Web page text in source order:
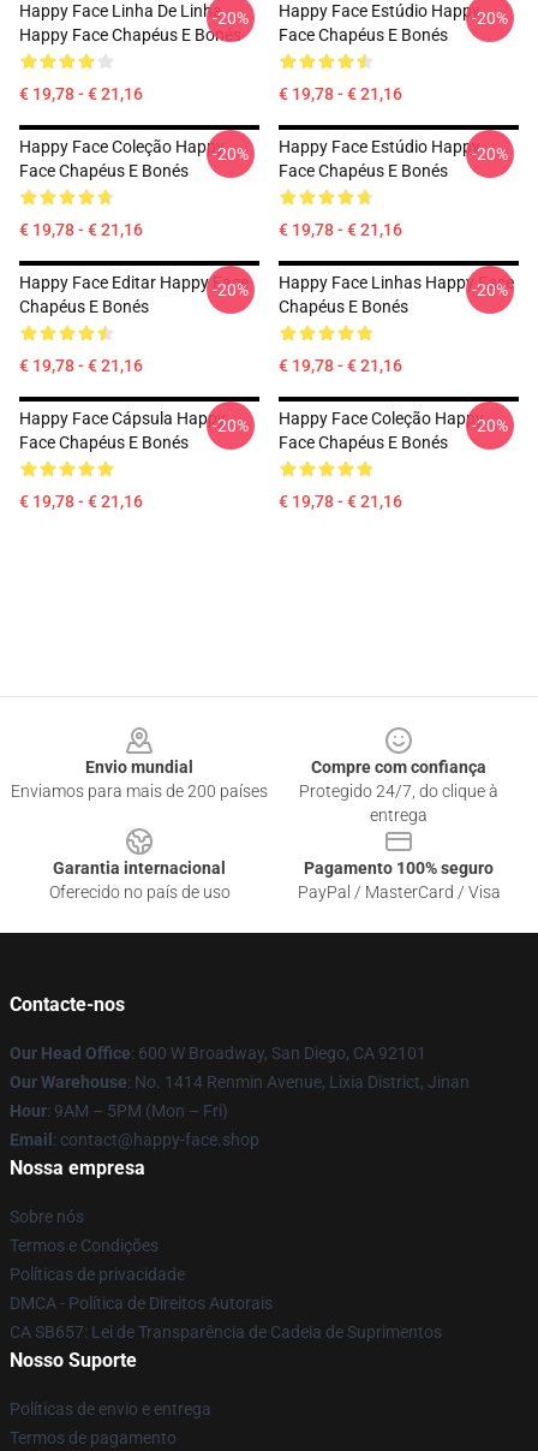
Happy Face Linha De Linha
Happy Face Chapéus E Bonés
€ 19,78 - € 21,16
-20%
Happy Face Estúdio Happy
Face Chapéus E Bonés
€ 19,78 - € 21,16
-20%
Happy Face Coleção Happy
Face Chapéus E Bonés
€ 19,78 - € 21,16
-20%
Happy Face Estúdio Happy
Face Chapéus E Bonés
€ 19,78 - € 21,16
-20%
Happy Face Editar Happy Face
Chapéus E Bonés
€ 19,78 - € 21,16
-20%
Happy Face Linhas Happy Face
Chapéus E Bonés
€ 19,78 - € 21,16
-20%
Happy Face Cápsula Happy
Face Chapéus E Bonés
€ 19,78 - € 21,16
-20%
Happy Face Coleção Happy
Face Chapéus E Bonés
€ 19,78 - € 21,16
-20%
Envio mundial
Enviamos para mais de 200 países
Compre com confiança
Protegido 24/7, do clique à
entrega
Garantia internacional
Oferecido no país de uso
Pagamento 100% seguro
PayPal / MasterCard / Visa
Contacte-nos
Our Head Office: 600 W Broadway, San Diego, CA 92101
Our Warehouse: No. 1414 Renmin Avenue, Lixia District, Jinan
Hour: 9AM – 5PM (Mon – Fri)
Email : contact@happy-face.shop
Nossa empresa
Sobre nós
Termos e Condições
Políticas de privacidade
DMCA - Política de Direitos Autorais
CA SB657: Lei de Transparência de Cadeia de Suprimentos
Nosso Suporte
Políticas de envio e entrega
Termos de pagamento